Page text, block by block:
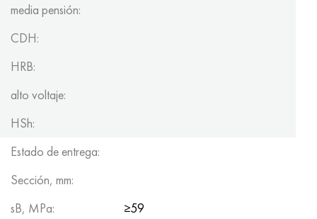
media pensión:
CDH:
HRB:
alto voltaje:
HSh:
Estado de entrega:
Sección, mm:
sB, MPa:
≥59